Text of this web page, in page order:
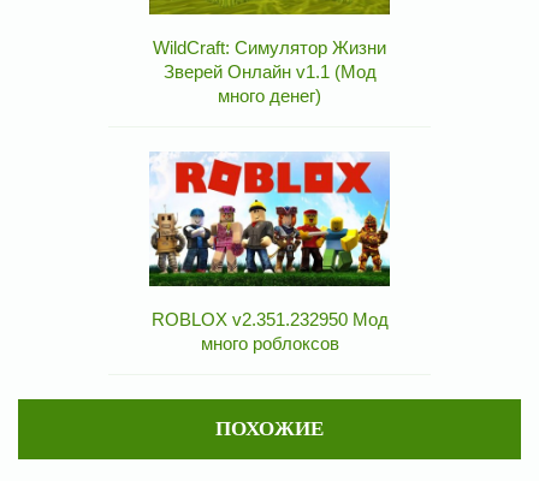
WildCraft: Симулятор Жизни
Зверей Онлайн v1.1 (Мод
много денег)
ROBLOX v2.351.232950 Мод
много роблоксов
ПОХОЖИЕ